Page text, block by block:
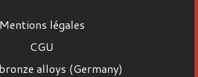
Mentions légales
CGU
alloys (Germany)